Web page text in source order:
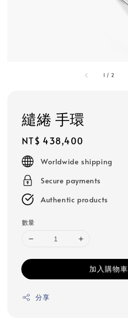
1 / 2
繾綣 手環
Regular
price
NT$ 438,400
Worldwide shipping
Secure payments
Authentic products
數量
加入購物車
分享